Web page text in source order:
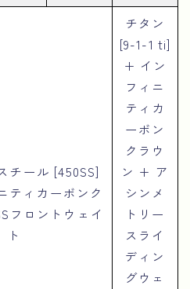
チール [450SS]
ティカーボンク
フロントウェイ
ト
チタン
[9-1-1 ti]
+ イン
フィニ
ティカ
ーボン
クラウ
ン + ア
シンメ
トリー
スライ
ディン
グウェ